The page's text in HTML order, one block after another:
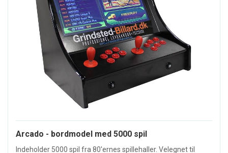
Arcado - bordmodel med 5000 spil
Indeholder 5000 spil fra 80'ernes spillehaller. Velegnet til